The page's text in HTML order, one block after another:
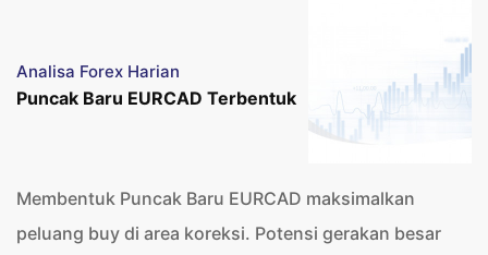
Analisa Forex Harian
Puncak Baru EURCAD Terbentuk
Membentuk Puncak Baru EURCAD maksimalkan
peluang buy di area koreksi. Potensi gerakan besar